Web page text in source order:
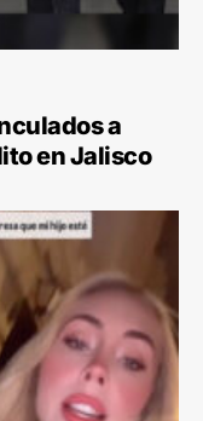
a
en Jalisco